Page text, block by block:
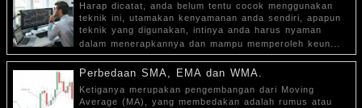
Harap dicatat, anda belum tentu cocok menggunakan
teknik ini, utamakan kenyamanan anda sendiri, apapun
teknik yang digunakan, intinya anda harus nyaman
dalam menerapkannya dan mampu memperoleh keun...
Perbedaan SMA, EMA dan WMA.
Ketiganya merupakan pengembangan dari Moving
Average (MA), yang membedakan adalah rumus atau